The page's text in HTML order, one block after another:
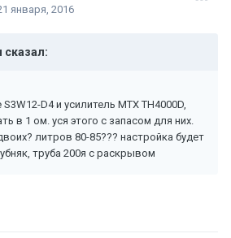
января, 2016
D4 и усилитель MTX TH4000D,
в 1 ом. уся этого с запасом для них.
литров 80-85??? настройка будет
труба 200я с раскрывом